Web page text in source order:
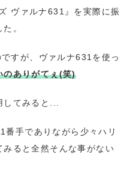
ヴァルナ631』を実際に振
。
すが、ヴァルナ631を使っ
のありがてぇ(笑)
てみると...
手でありながら少々ハリ
ると全然そんな事がない